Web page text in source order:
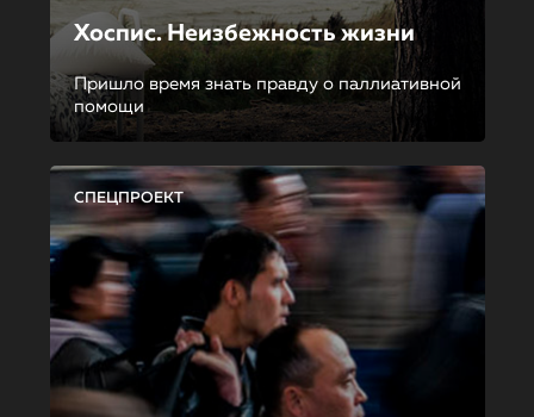
Хоспис. Неизбежность жизни
Пришло время знать правду о паллиативной
помощи
СПЕЦПРОЕКТ